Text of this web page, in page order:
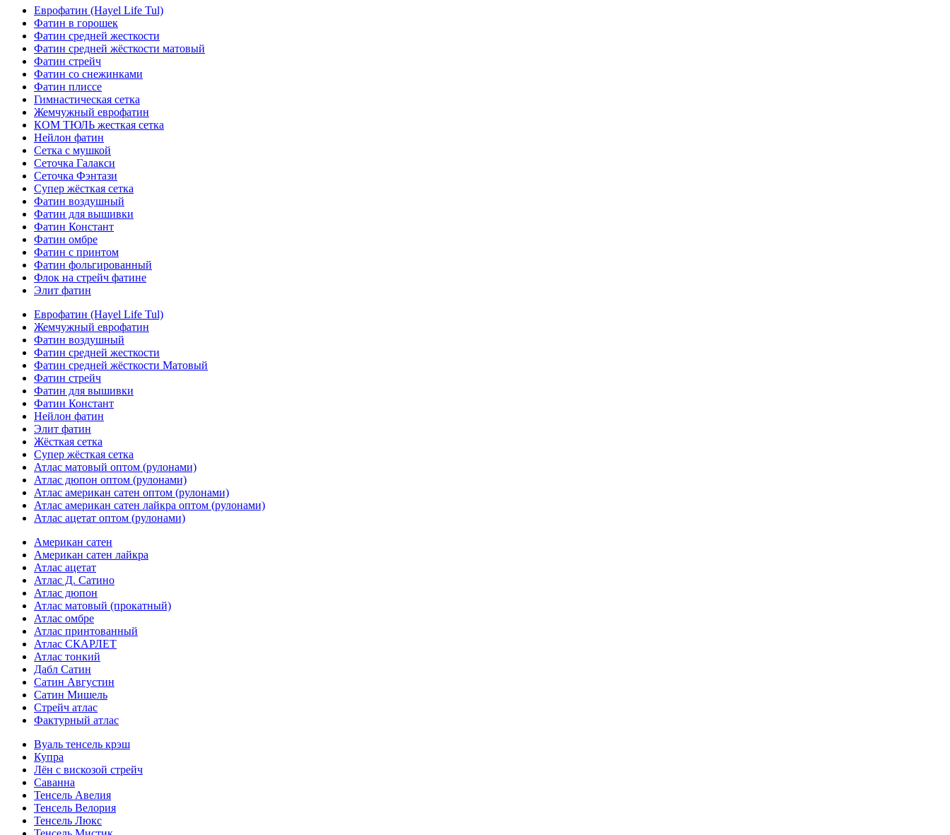
Еврофатин (Hayel Life Tul)
Фатин в горошек
Фатин средней жесткости
Фатин средней жёсткости матовый
Фатин стрейч
Фатин со снежинками
Фатин плиссе
Гимнастическая сетка
Жемчужный еврофатин
КОМ ТЮЛЬ жесткая сетка
Нейлон фатин
Сетка с мушкой
Сеточка Галакси
Сеточка Фэнтази
Супер жёсткая сетка
Фатин воздушный
Фатин для вышивки
Фатин Констант
Фатин омбре
Фатин с принтом
Фатин фольгированный
Флок на стрейч фатине
Элит фатин
Еврофатин (Hayel Life Tul)
Жемчужный еврофатин
Фатин воздушный
Фатин средней жесткости
Фатин средней жёсткости Матовый
Фатин стрейч
Фатин для вышивки
Фатин Констант
Нейлон фатин
Элит фатин
Жёсткая сетка
Супер жёсткая сетка
Атлас матовый оптом (рулонами)
Атлас дюпон оптом (рулонами)
Атлас американ сатен оптом (рулонами)
Атлас американ сатен лайкра оптом (рулонами)
Атлас ацетат оптом (рулонами)
Американ сатен
Американ сатен лайкра
Атлас ацетат
Атлас Д. Сатино
Атлас дюпон
Атлас матовый (прокатный)
Атлас омбре
Атлас принтованный
Атлас СКАРЛЕТ
Атлас тонкий
Дабл Сатин
Сатин Августин
Сатин Мишель
Стрейч атлас
Фактурный атлас
Вуаль тенсель крэш
Купра
Лён с вискозой стрейч
Саванна
Тенсель Авелия
Тенсель Велория
Тенсель Люкс